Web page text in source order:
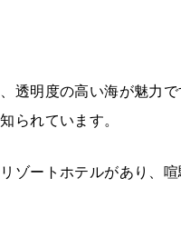
透明度の高い海が魅力で
られています。
ゾートホテルがあり、